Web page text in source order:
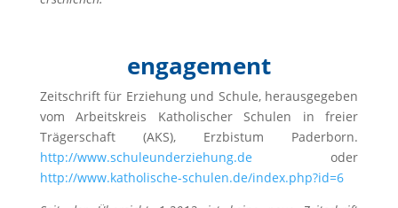
engagement
Zeitschrift für Erziehung und Schule, herausgegeben
vom Arbeitskreis Katholischer Schulen in freier
Trägerschaft (AKS), Erzbistum Paderborn.
http://www.schuleunderziehung.de oder
http://www.katholische-schulen.de/index.php?id=6